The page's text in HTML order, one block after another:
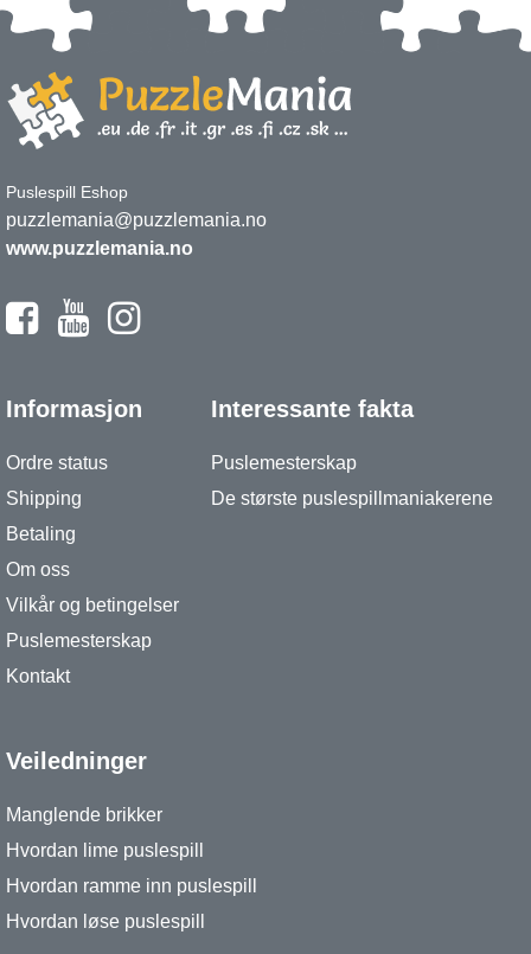
Puslespill Eshop
puzzlemania@puzzlemania.no
www.puzzlemania.no
Informasjon
Ordre status
Shipping
Betaling
Om oss
Vilkår og betingelser
Puslemesterskap
Kontakt
Interessante fakta
Puslemesterskap
De største puslespillmaniakerene
Veiledninger
Manglende brikker
Hvordan lime puslespill
Hvordan ramme inn puslespill
Hvordan løse puslespill